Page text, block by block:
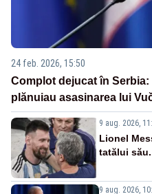
24 feb. 2026, 15:50
Complot dejucat în
plănuiau asasinarea lui
9 aug. 2026,
Lionel
tatălui
9 aug. 2026,